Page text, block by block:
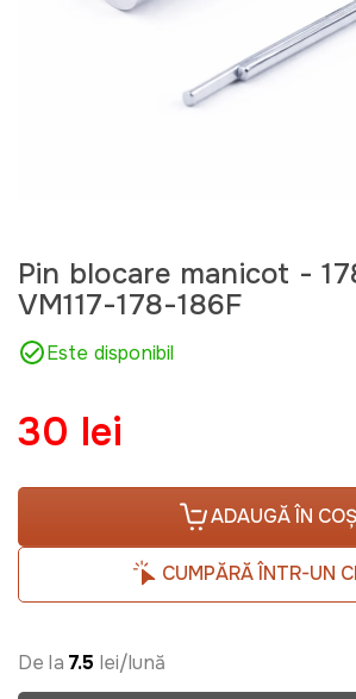
Pin blocare manicot -
VM117-178-186F
Este disponibil
30 lei
ADAUGĂ ÎN COȘ
CUMPĂRĂ ÎNTR-UN
De la 7.5 lei/lună